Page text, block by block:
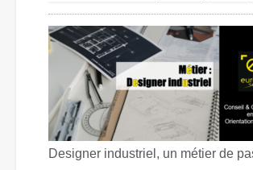
Designer industriel, un métier de